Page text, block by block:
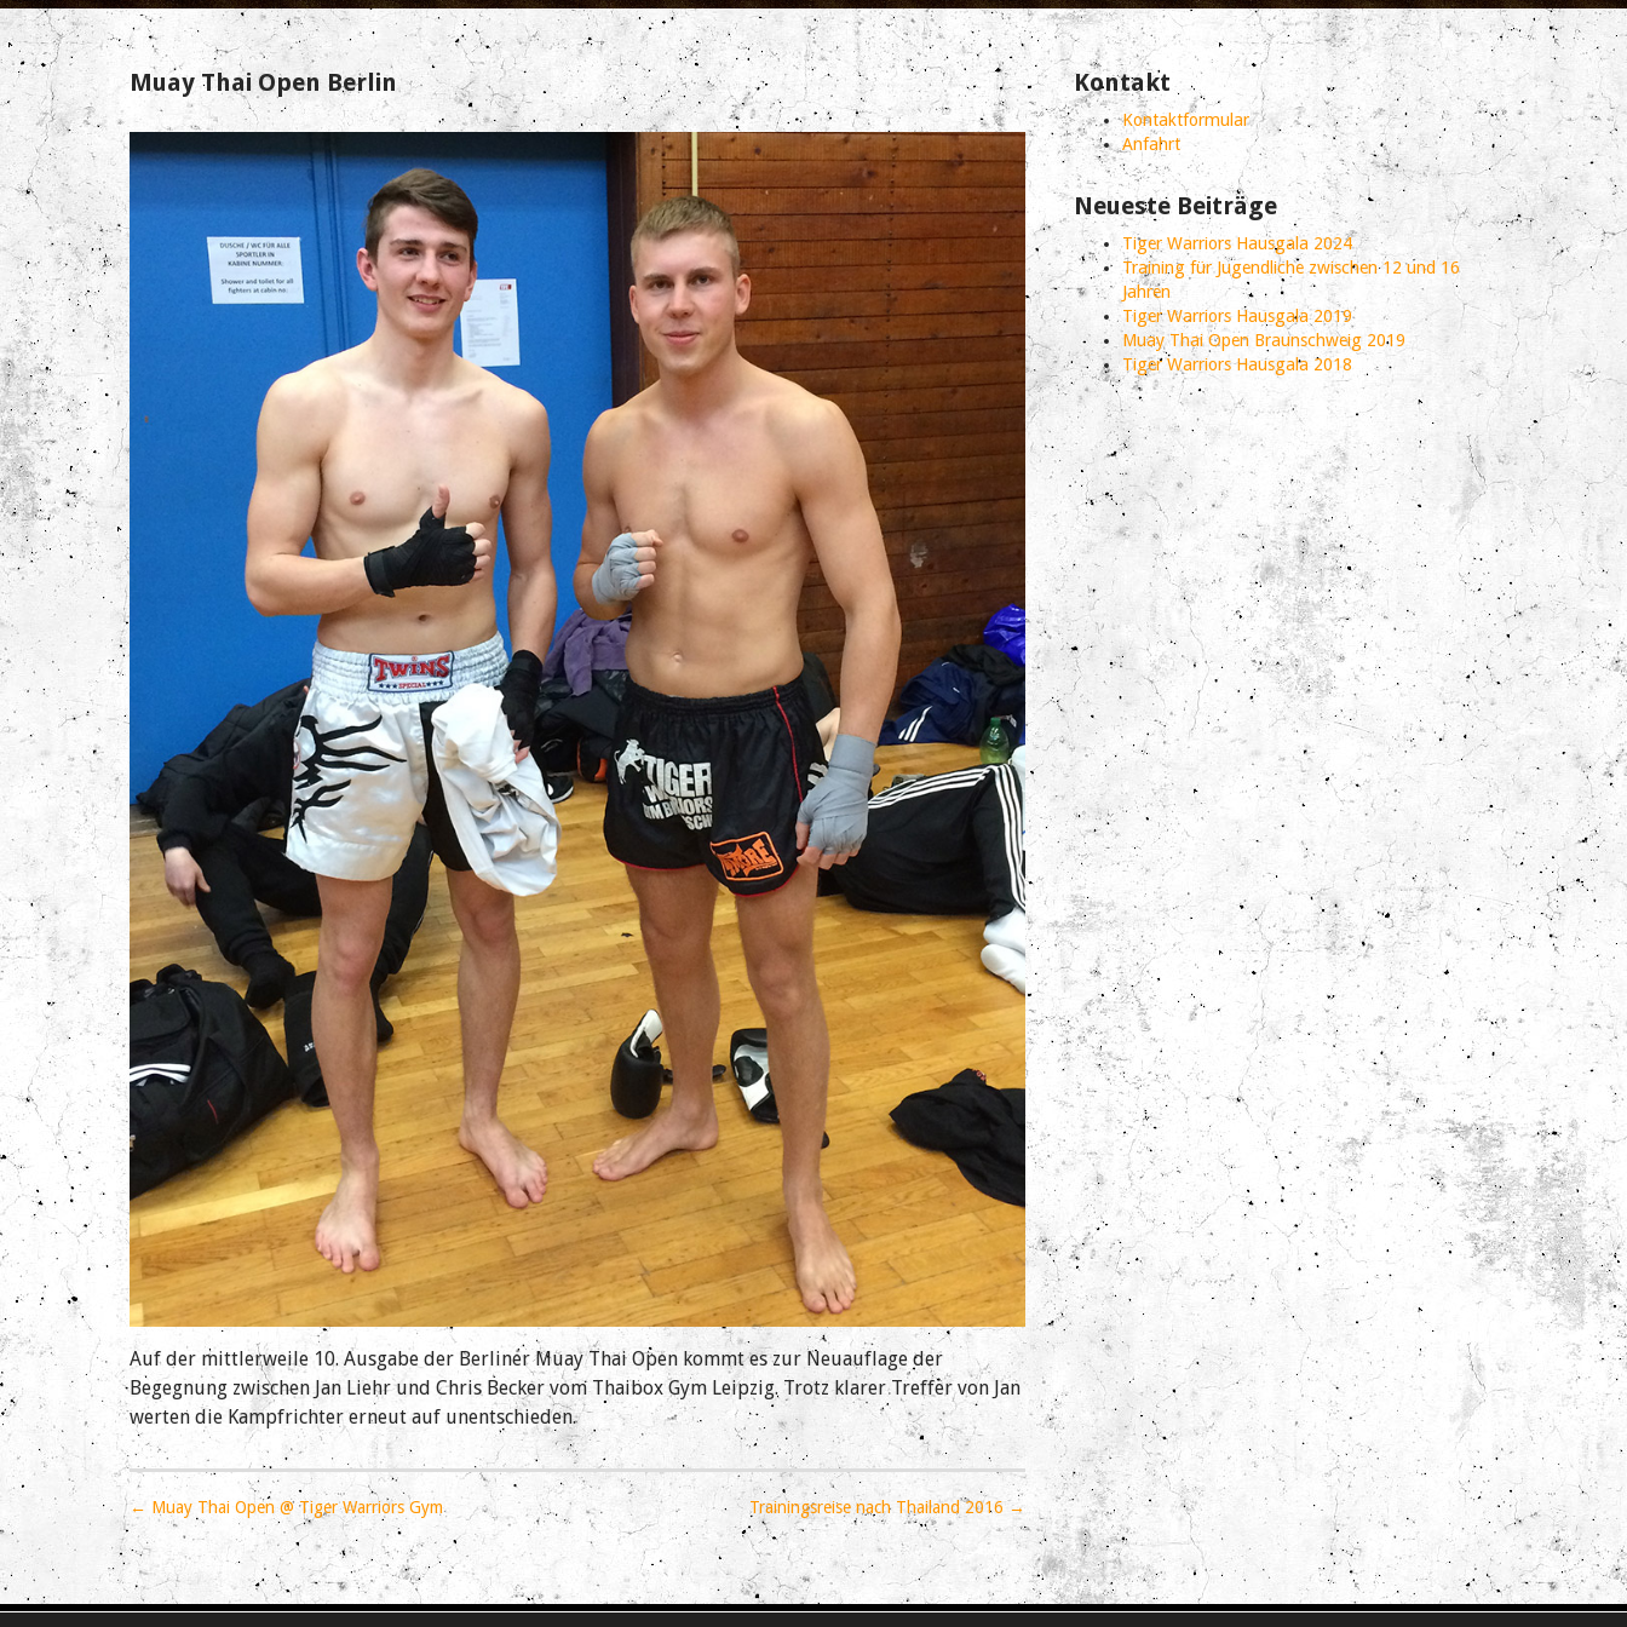
Muay Thai Open Berlin
Auf der mittlerweile 10. Ausgabe der Berliner Muay Thai Open kommt es zur Neuauflage der
Begegnung zwischen Jan Liehr und Chris Becker vom Thaibox Gym Leipzig. Trotz klarer Treffer von Jan
werten die Kampfrichter erneut auf unentschieden.
P
o
s
t
n
← Muay Thai Open @ Tiger Warriors Gym Trainingsreise nach Thailand 2016 →
Kontakt
Kontaktformular
Anfahrt
Neueste Beiträge
Tiger Warriors Hausgala 2024
Training für Jugendliche zwischen 12 und 16
Jahren
Tiger Warriors Hausgala 2019
Muay Thai Open Braunschweig 2019
Tiger Warriors Hausgala 2018